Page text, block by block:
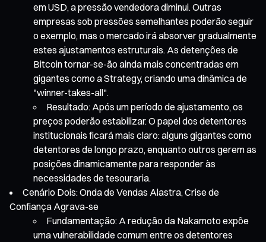
em USD, a pressão vendedora diminui. Outras
empresas sob pressões semelhantes poderão seguir
o exemplo, mas o mercado irá absorver gradualmente
estes ajustamentos estruturais. As detenções de
Bitcoin tornar-se-ão ainda mais concentradas em
gigantes como a Strategy, criando uma dinâmica de
"winner-takes-all".
Resultado: Após um período de ajustamento, os
preços poderão estabilizar. O papel dos detentores
institucionais ficará mais claro: alguns gigantes como
detentores de longo prazo, enquanto outros gerem as
posições dinamicamente para responder às
necessidades de tesouraria.
Cenário Dois: Onda de Vendas Alastra, Crise de
Confiança Agrava-se
Fundamentação: A redução da Nakamoto expõe
uma vulnerabilidade comum entre os detentores